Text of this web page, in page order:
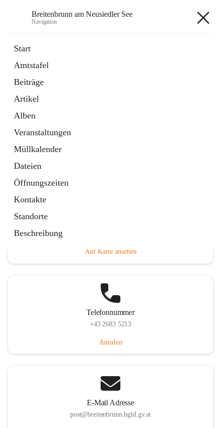
Breitenbrunn am Neusiedler See
Navigation
Start
Amtstafel
Beiträge
Artikel
Alben
Veranstaltungen
Müllkalender
Dateien
Öffnungszeiten
Kontakte
Standorte
Beschreibung
18 Schnellzugriffe
Gemeindeservice
Auf Karte ansehen
Telefonnummer
+43 2683 5213
Anrufen
E-Mail Adresse
post@breitenbrunn.bgld.gv.at